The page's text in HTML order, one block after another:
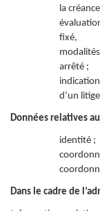
la
fixé,
arrêté ;
d’un
Données relatives
identité ;
Dans le cadre de